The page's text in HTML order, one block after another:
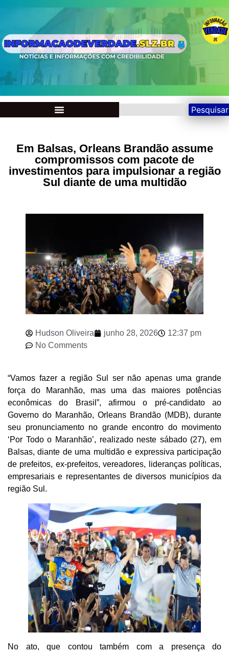
Pesquisar
Em Balsas, Orleans Brandão assume
compromissos com pacote de
investimentos para impulsionar a região
Sul diante de uma multidão
Hudson Oliveira junho 28, 2026
12:37 pm
No Comments
“Vamos fazer a região Sul ser não apenas uma grande
força do Maranhão, mas uma das maiores potências
econômicas do Brasil”, afirmou o pré-candidato ao
Governo do Maranhão, Orleans Brandão (MDB), durante
seu pronunciamento no grande encontro do movimento
‘Por Todo o Maranhão’, realizado neste sábado (27), em
Balsas, diante de uma multidão e expressiva participação
de prefeitos, ex-prefeitos, vereadores, lideranças políticas,
empresariais e representantes de diversos municípios da
região Sul.
No ato, que contou também com a presença do